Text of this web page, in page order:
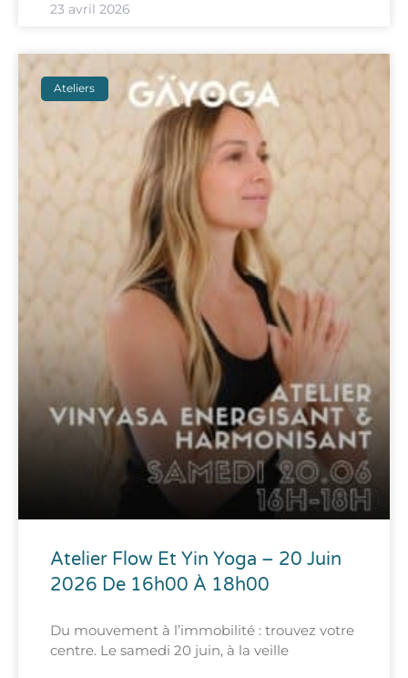
23 avril 2026
Ateliers
Atelier Flow Et Yin Yoga – 20 Juin
2026 De 16h00 À 18h00
Du mouvement à l’immobilité : trouvez votre
centre. Le samedi 20 juin, à la veille